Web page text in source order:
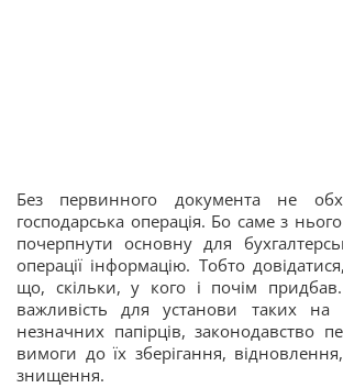
Без первинного документа не
господарська операція. Бо саме з
почерпнути основну для
операції інформацію. Тобто
що, скільки, у кого і почім
важливість для установи таких
незначних папірців, законодавство
вимоги до їх зберігання,
знищення.